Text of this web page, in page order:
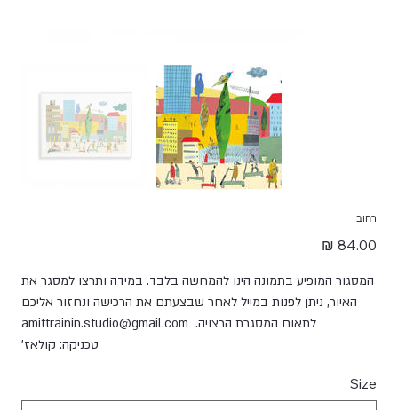
רחוב
מחיר
המסגור המופיע בתמונה הינו להמחשה בלבד. במידה ותרצו למסגר את
האיור, ניתן לפנות במייל לאחר שבצעתם את הרכישה ונחזור אליכם
לתאום המסגרת הרצויה. amittrainin.studio@gmail.com
טכניקה: קולאז'
Size